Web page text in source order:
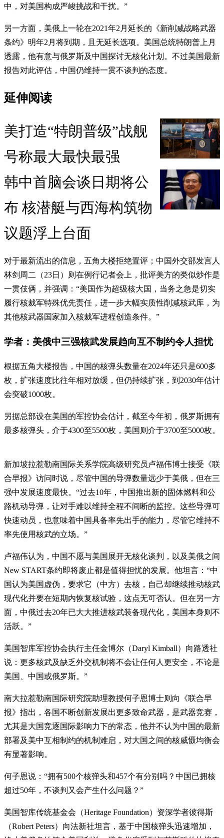
中，对美国构成严峻挑战和干扰。”
另一方面，美俄上一轮在2021年2月延长的《新削减战略武器
条约》明年2月将到期，且无延长选项。美国总统特朗普上月
透露，他有意与俄罗斯及中国探讨无核化计划。不过美国最新
报告对此评估，中国仍维持一贯不谈判的态度。
延伸阅读
美打造“特朗普级”战舰
号称最大最快最强
韩中首脑会谈日期将公
布 核潜艇与西海构筑物
议题浮上台面
对于最新流出的信息，五角大楼拒绝置评；中国外交部发言人
林剑周二（23日）则在例行记者会上，批评美方的类似炒作是
一贯伎俩，并强调：“美国作为超级核大国，当务之急是切实
履行核裁军特殊优先责任，进一步大幅实质性削减核武库，为
其他核武器国家加入核裁军进程创造条件。”
学者：美俄中三强核武发展趋向互不制约令人担忧
根据五角大楼报告，中国的核弹头数量在2024年还只是600多
枚，扩张速度比往年相对放缓，但仍持续扩张，到2030年估计
会突破1000枚。
另据总部设在美国的军控协会估计，截至今年初，俄罗斯拥有
最多核弹头，介于4300至5500枚，美国则介于3700至5000枚。
新加坡拉惹勒南国际关系学院高级研究员卢福伟博士接受《联
合早报》访问时说，尽管中国的导弹数量远少于美俄，但在三
强中发展速度最快。“过去10年，中国推出新的固体燃料和公
路机动导弹，让对手难以维持全程不间断的监控。这些导弹可
快速动员，也意味着中国具备率先出手的能力，尽管它维持不
率先使用核武的立场。”
卢福伟认为，中国不愿与美国展开无核化谈判，以及美俄之间
New START条约即将废止都是值得担忧的发展。他坦言：“中
国认为美国虚伪，要求它（中方）去核，自己却继续推动核武
现代化并要在短期内恢复核试验，这点无可否认。但在另一方
面，中俄过去20年已大大推进核武装备现代化，美国本身则不
活跃。”
美国智库军控协会执行主任金博尔（Daryl Kimball）向路透社
说：更多核武及缺乏外交机制将不会让任何人更安全，不论是
美国、中国或俄罗斯。”
南大拉惹勒南国际研究院助理教授何子恩博士则向《联合早
报》指出，各国不断创新发展出更多致命武器，是武器竞赛，
尤其是大国竞逐国际影响力下的常态，他并不认为中国的最新
部署及美中互相制约的机制难启，对大国之间的核威慑均衡会
有显著影响。
何子恩说：“拥有500个核弹头和457个有分别吗？中国已拥核
超过50年，不谈判又会产生什么问题？”
美国智库传统基金会（Heritage Foundation）资深学者彼得斯
（Robert Peters）向法新社坦言，基于中国核弹头迅速增加，